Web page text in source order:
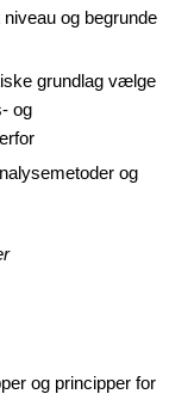
og begrunde
grundlag vælge
og
og
og principper for